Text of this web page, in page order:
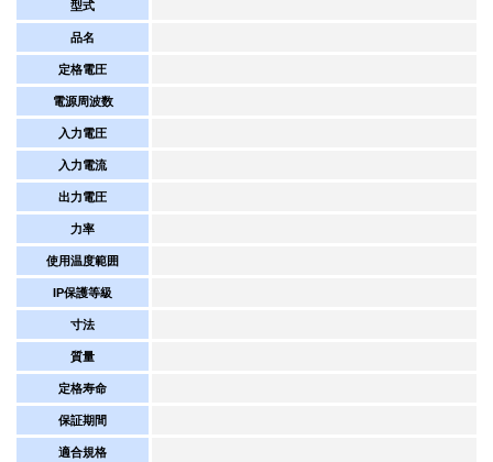
型式
品名
定格電圧
電源周波数
入力電圧
入力電流
出力電圧
力率
使用温度範囲
IP保護等級
寸法
質量
定格寿命
保証期間
適合規格